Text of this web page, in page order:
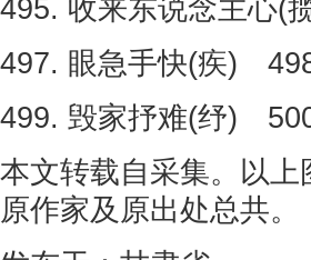
495. 收来东说念主心
497. 眼急手快(疾)
499. 毁家抒难(纾)
本文转载自采集。以
原作家及原出处总共。